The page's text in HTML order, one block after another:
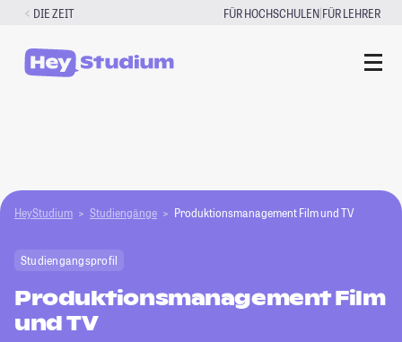
Zum
springen
DIE ZEIT FÜR HOCHSCHULEN|FÜR LEHRER
HeyStudium Studiengänge Produktionsmanagement Film und TV
Studiengangsprofil
Produktionsmanagement Film
und TV